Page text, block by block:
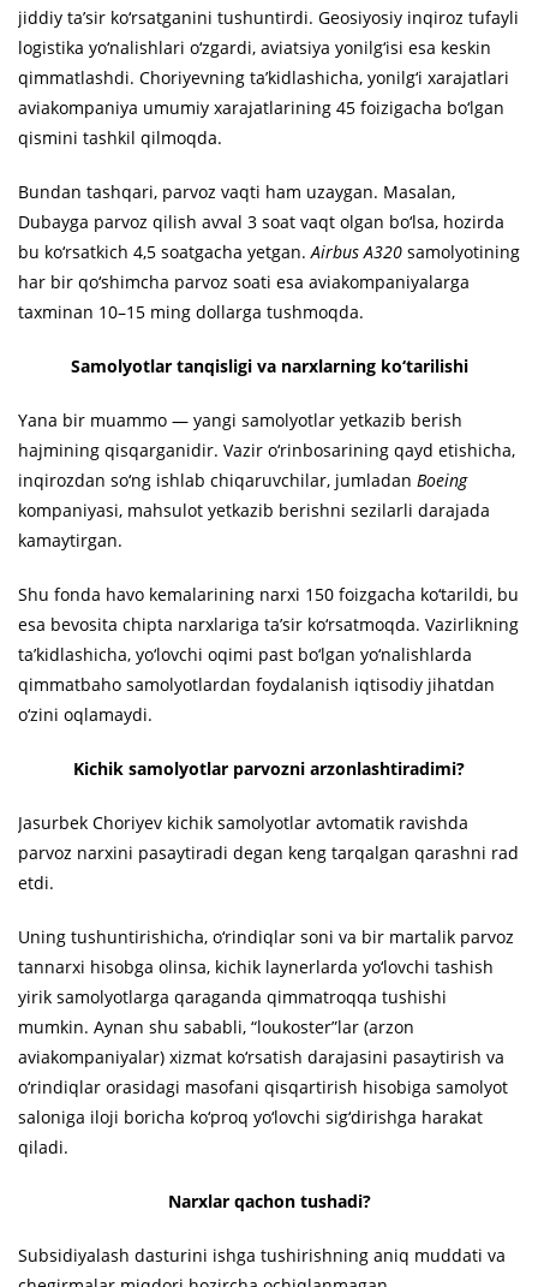
jiddiy ta’sir ko‘rsatganini tushuntirdi. Geosiyosiy inqiroz tufayli
logistika yo‘nalishlari o‘zgardi, aviatsiya yonilg‘isi esa keskin
qimmatlashdi. Choriyevning ta’kidlashicha, yonilg‘i xarajatlari
aviakompaniya umumiy xarajatlarining 45 foizigacha bo‘lgan
qismini tashkil qilmoqda.
Bundan tashqari, parvoz vaqti ham uzaygan. Masalan,
Dubayga parvoz qilish avval 3 soat vaqt olgan bo‘lsa, hozirda
bu ko‘rsatkich 4,5 soatgacha yetgan. Airbus A320 samolyotining
har bir qo‘shimcha parvoz soati esa aviakompaniyalarga
taxminan 10–15 ming dollarga tushmoqda.
Samolyotlar tanqisligi va narxlarning ko‘tarilishi
Yana bir muammo — yangi samolyotlar yetkazib berish
hajmining qisqarganidir. Vazir o‘rinbosarining qayd etishicha,
inqirozdan so‘ng ishlab chiqaruvchilar, jumladan Boeing
kompaniyasi, mahsulot yetkazib berishni sezilarli darajada
kamaytirgan.
Shu fonda havo kemalarining narxi 150 foizgacha ko‘tarildi, bu
esa bevosita chipta narxlariga ta’sir ko‘rsatmoqda. Vazirlikning
ta’kidlashicha, yo‘lovchi oqimi past bo‘lgan yo‘nalishlarda
qimmatbaho samolyotlardan foydalanish iqtisodiy jihatdan
o‘zini oqlamaydi.
Kichik samolyotlar parvozni arzonlashtiradimi?
Jasurbek Choriyev kichik samolyotlar avtomatik ravishda
parvoz narxini pasaytiradi degan keng tarqalgan qarashni rad
etdi.
Uning tushuntirishicha, o‘rindiqlar soni va bir martalik parvoz
tannarxi hisobga olinsa, kichik laynerlarda yo‘lovchi tashish
yirik samolyotlarga qaraganda qimmatroqqa tushishi
mumkin. Aynan shu sababli, “loukoster”lar (arzon
aviakompaniyalar) xizmat ko‘rsatish darajasini pasaytirish va
o‘rindiqlar orasidagi masofani qisqartirish hisobiga samolyot
saloniga iloji boricha ko‘proq yo‘lovchi sig‘dirishga harakat
qiladi.
Narxlar qachon tushadi?
Subsidiyalash dasturini ishga tushirishning aniq muddati va